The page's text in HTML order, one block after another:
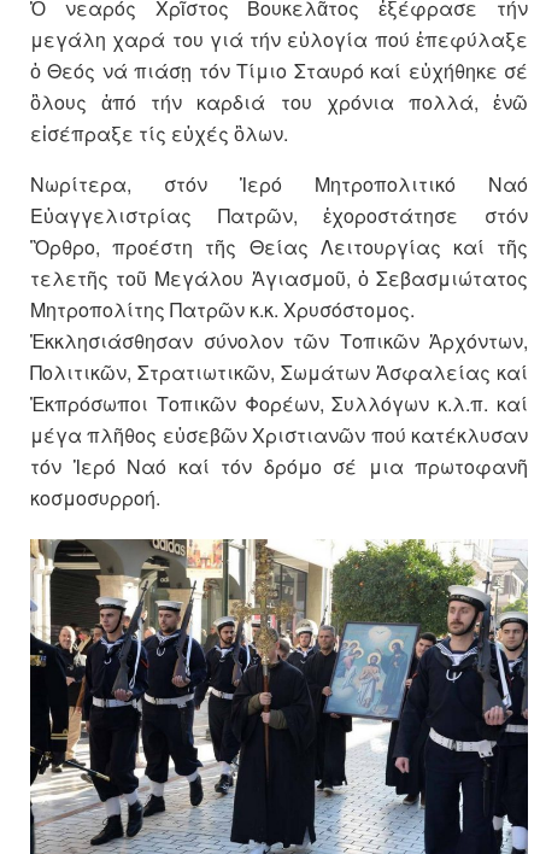
Ὁ νεαρός Χρῖστος Βουκελᾶτος ἐξέφρασε τήν
μεγάλη χαρά του γιά τήν εὐλογία πού ἐπεφύλαξε
ὁ Θεός νά πιάσῃ τόν Τίμιο Σταυρό καί εὐχήθηκε σέ
ὃλους ἀπό τήν καρδιά του χρόνια πολλά, ἐνῶ
εἰσέπραξε τίς εὐχές ὃλων.
Νωρίτερα, στόν Ἱερό Μητροπολιτικό Ναό
Εὐαγγελιστρίας Πατρῶν, ἐχοροστάτησε στόν
Ὂρθρο, προέστη τῆς Θείας Λειτουργίας καί τῆς
τελετῆς τοῦ Μεγάλου Ἁγιασμοῦ, ὁ Σεβασμιώτατος
Μητροπολίτης Πατρῶν κ.κ. Χρυσόστομος.
Ἐκκλησιάσθησαν σύνολον τῶν Τοπικῶν Ἀρχόντων,
Πολιτικῶν, Στρατιωτικῶν, Σωμάτων Ἀσφαλείας καί
Ἐκπρόσωποι Τοπικῶν Φορέων, Συλλόγων κ.λ.π. καί
μέγα πλῆθος εὐσεβῶν Χριστιανῶν πού κατέκλυσαν
τόν Ἱερό Ναό καί τόν δρόμο σέ μια πρωτοφανῆ
κοσμοσυρροή.